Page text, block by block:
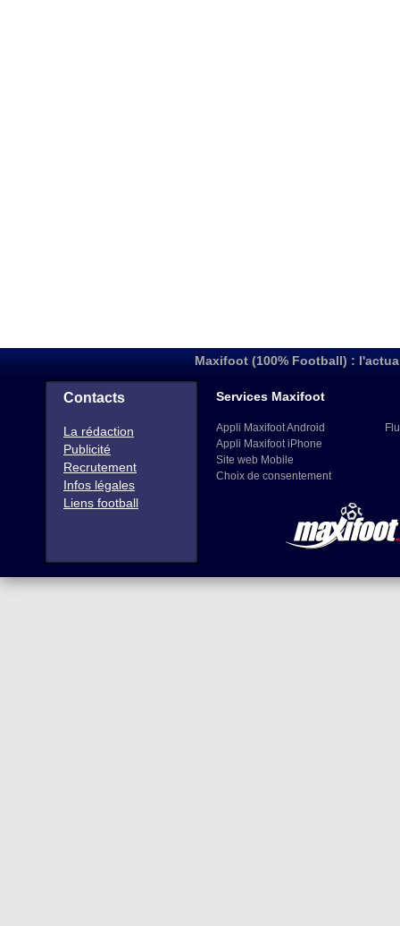
Maxifoot (100% Football) :
Contacts
La rédaction
Publicité
Recrutement
Infos légales
Liens football
Services Maxifoot
Appli Maxifoot Android
Appli Maxifoot iPhone
Site web Mobile
Choix de consentement